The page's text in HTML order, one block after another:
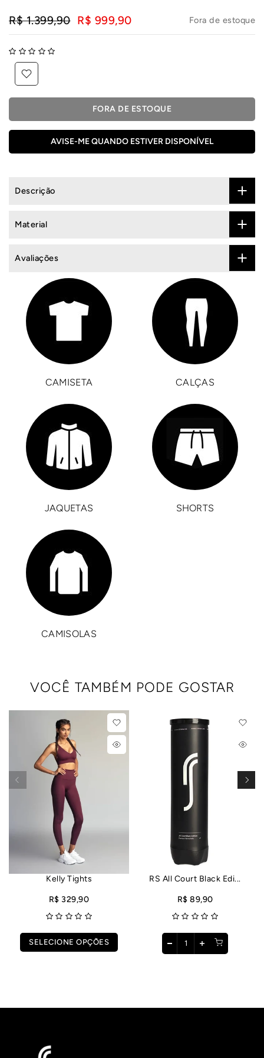
R$ 1.399,90 R$ 999,90 Fora de estoque
FORA DE ESTOQUE
AVISE-ME QUANDO ESTIVER DISPONÍVEL
Descrição
Material
Avaliações
CAMISETA CALÇAS
JAQUETAS SHORTS
CAMISOLAS
VOCÊ TAMBÉM PODE GOSTAR
Kelly Tights
R$ 329,90
SELECIONE OPÇÕES
RS All Court Black Edi...
R$ 89,90